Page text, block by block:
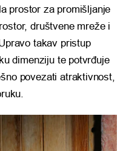
prostor za promišljanje
društvene mreže i
takav pristup
dimenziju te potvrđuje
povezati atraktivnost,